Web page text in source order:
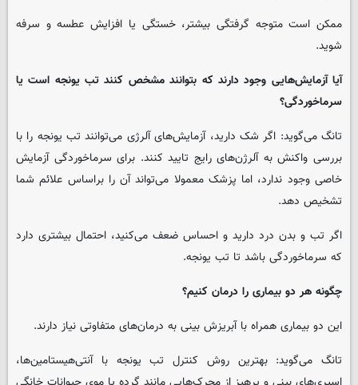
ممکن است متوجه گرفتگی بیشتر، خستگی یا افزایش عطسه و سرفه
شوید.
آیا آزمایش‌هایی وجود دارند که بتوانند مشخص کنند تب یونجه است یا
سرماخوردگی؟
تانگ می‌گوید: اگر شک دارید، آزمایش‌های آلرژی می‌توانند تب یونجه را با
بررسی واکنش به آلرژن‌های رایج تایید کنند. برای سرماخوردگی آزمایش
خاصی وجود ندارد، اما پزشک معمولا می‌تواند آن را براساس علائم شما
تشخیص دهد.
اگر تب و بدن‌ درد دارید و احساس ضعف می‌کنید، احتمال بیشتری دارد
که سرماخوردگی باشد تا تب یونجه.
چگونه هر دو بیماری را درمان کنیم؟
این دو بیماری همراه با آبریزش بینی به درمان‌های متفاوتی نیاز دارند.
تانگ می‌گوید: بهترین روش کنترل تب یونجه با آنتی‌هیستامین‌ها،